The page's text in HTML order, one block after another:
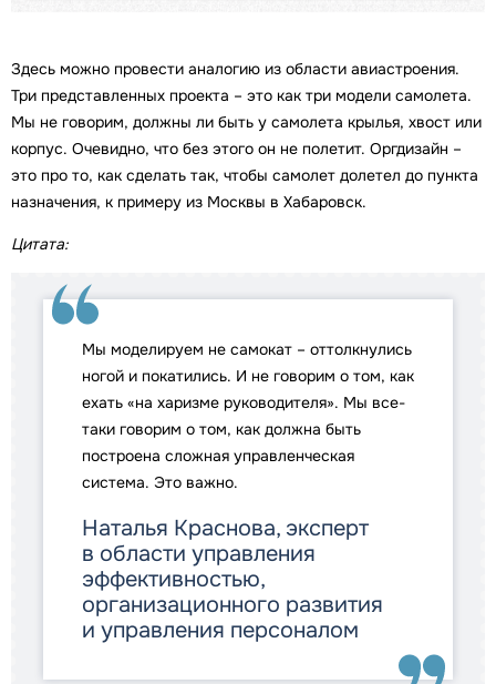
Здесь можно провести аналогию из области авиастроения.
Три представленных проекта – это как три модели самолета.
Мы не говорим, должны ли быть у самолета крылья, хвост или
корпус. Очевидно, что без этого он не полетит. Оргдизайн –
это про то, как сделать так, чтобы самолет долетел до пункта
назначения, к примеру из Москвы в Хабаровск.
Цитата:
Мы моделируем не самокат – оттолкнулись
ногой и покатились. И не говорим о том, как
ехать «на харизме руководителя». Мы все-
таки говорим о том, как должна быть
построена сложная управленческая
система. Это важно.
Наталья Краснова, эксперт
в области управления
эффективностью,
организационного развития
и управления персоналом